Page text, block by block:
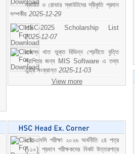
স্কাউট ও রোভার স্কাউটদের স্বীকৃতি প্রদান
সম্পর্কীয় 2025-12-29
HSC-2025 Scholarship List
2025-12-07
রাজস্ব খাত ভুক্ত বিভিন্ন শ্রেনীতে বৃত্তি
প্রাপ্তির জন্য MIS Software এ তথ্য
এন্ট্রি সংক্রান্ত 2025-11-03
View more
এইচএসসি পরীক্ষা ২০২৬ অর্থনীতি ২য় পত্র
(১১০) প্রধান পরীক্ষকদের নিকট উত্তরপত্র